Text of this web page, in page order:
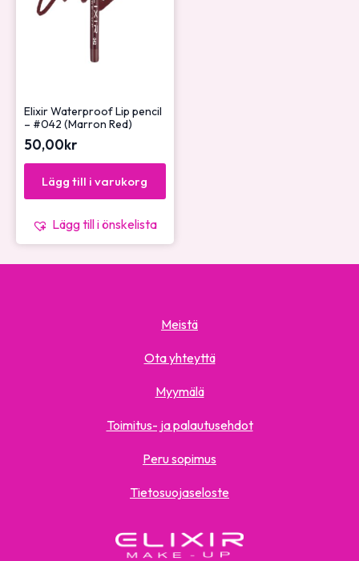
Elixir Waterproof Lip pencil
– #042 (Marron Red)
50,00kr
Lägg till i varukorg
Lägg till i önskelista
Meistä
Ota yhteyttä
Myymälä
Toimitus- ja palautusehdot
Peru sopimus
Tietosuojaseloste